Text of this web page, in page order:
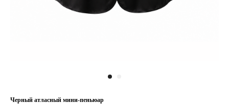
Черный атласный мини-пеньюар